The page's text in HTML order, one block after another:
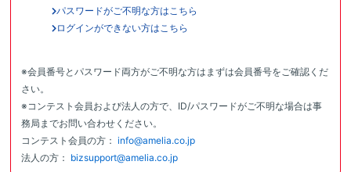
パスワードがご不明な方はこちら
ログインができない方はこちら
※会員番号とパスワード両方がご不明な方はまずは会員番号をご確認くだ
さい。
※コンテスト会員および法人の方で、ID/パスワードがご不明な場合は事
務局までお問い合わせください。
コンテスト会員の方： info@amelia.co.jp
法人の方： bizsupport@amelia.co.jp